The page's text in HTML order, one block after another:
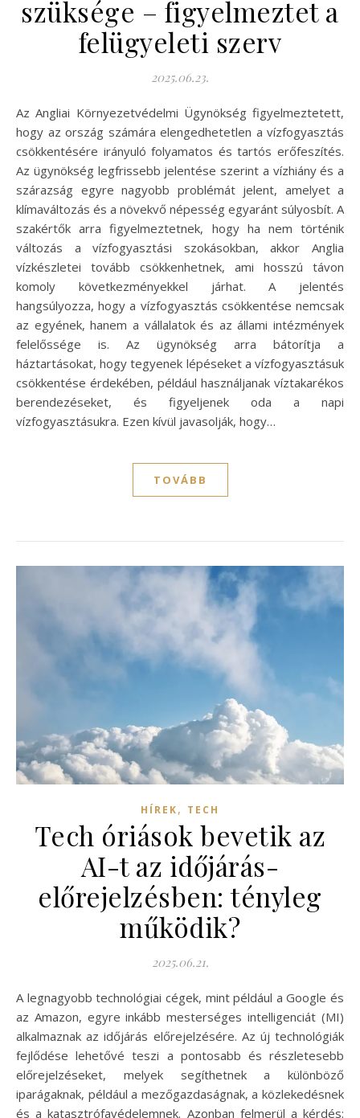
szüksége – figyelmeztet a
felügyeleti szerv
2025.06.23.
Az Angliai Környezetvédelmi Ügynökség figyelmeztetett,
hogy az ország számára elengedhetetlen a vízfogyasztás
csökkentésére irányuló folyamatos és tartós erőfeszítés.
Az ügynökség legfrissebb jelentése szerint a vízhiány és a
szárazság egyre nagyobb problémát jelent, amelyet a
klímaváltozás és a növekvő népesség egyaránt súlyosbít. A
szakértők arra figyelmeztetnek, hogy ha nem történik
változás a vízfogyasztási szokásokban, akkor Anglia
vízkészletei tovább csökkenhetnek, ami hosszú távon
komoly következményekkel járhat. A jelentés
hangsúlyozza, hogy a vízfogyasztás csökkentése nemcsak
az egyének, hanem a vállalatok és az állami intézmények
felelőssége is. Az ügynökség arra bátorítja a
háztartásokat, hogy tegyenek lépéseket a vízfogyasztásuk
csökkentése érdekében, például használjanak víztakarékos
berendezéseket, és figyeljenek oda a napi
vízfogyasztásukra. Ezen kívül javasolják, hogy…
TOVÁBB
HÍREK, TECH
Tech óriások bevetik az
AI-t az időjárás-
előrejelzésben: tényleg
működik?
2025.06.21.
A legnagyobb technológiai cégek, mint például a Google és
az Amazon, egyre inkább mesterséges intelligenciát (MI)
alkalmaznak az időjárás előrejelzésére. Az új technológiák
fejlődése lehetővé teszi a pontosabb és részletesebb
előrejelzéseket, melyek segíthetnek a különböző
iparágaknak, például a mezőgazdaságnak, a közlekedésnek
és a katasztrófavédelemnek. Azonban felmerül a kérdés: